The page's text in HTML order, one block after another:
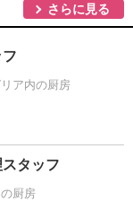
さらに見る
ア内の厨房
タッフ
厨房